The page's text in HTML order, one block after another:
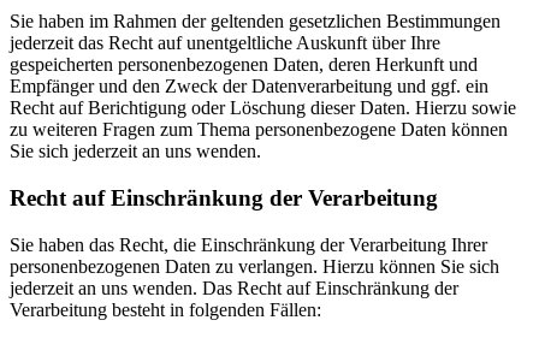
Sie haben im Rahmen der geltenden gesetzlichen Bestimmungen
jederzeit das Recht auf unentgeltliche Auskunft über Ihre
gespeicherten personenbezogenen Daten, deren Herkunft und
Empfänger und den Zweck der Datenverarbeitung und ggf. ein
Recht auf Berichtigung oder Löschung dieser Daten. Hierzu sowie
zu weiteren Fragen zum Thema personenbezogene Daten können
Sie sich jederzeit an uns wenden.
Recht auf Einschränkung der Verarbeitung
Sie haben das Recht, die Einschränkung der Verarbeitung Ihrer
personenbezogenen Daten zu verlangen. Hierzu können Sie sich
jederzeit an uns wenden. Das Recht auf Einschränkung der
Verarbeitung besteht in folgenden Fällen: